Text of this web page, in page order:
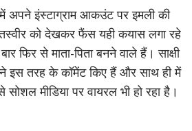
अपने इंस्टाग्राम आकउंट पर इमली की
को देखकर फैंस यही कयास लगा रहे
फिर से माता-पिता बनने वाले हैं। साक्षी
इस तरह के कॉमेंट किए हैं और साथ ही में
मीडिया पर वायरल भी हो रहा है।